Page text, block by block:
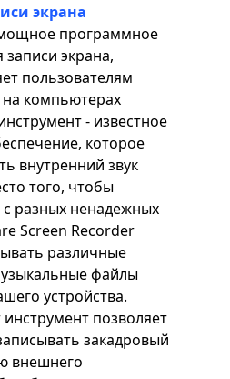
экрана
программное
экрана,
пользователям
на компьютерах
- известное
которое
внутренний звук
того, чтобы
с разных ненадежных
Screen Recorder
различные
файлы
устройства.
позволяет
закадровый
внешнего